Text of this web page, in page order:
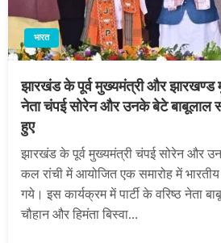
भारत
झारखंड के पूर्व मुख्यमंत्री और झारखण्‍ड
नेता चंपई सोरेन और उनके बेटे बाबूलाल
हुए
झारखंड के पूर्व मुख्यमंत्री चंपई सोरेन और
कल रांची में आयोजित एक समारोह में भारतीय
गये। इस कार्यक्रम में पार्टी के वरिष्‍ठ नेता
चौहान और हिमंता बिस्वा…